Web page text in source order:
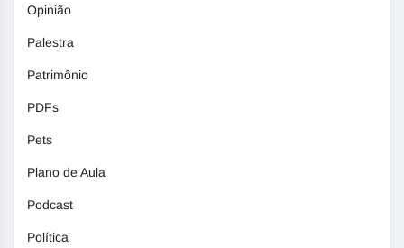
Opinião
Palestra
Patrimônio
PDFs
Pets
Plano de Aula
Podcast
Política